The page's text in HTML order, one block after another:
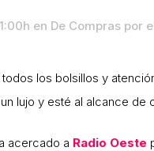
en De Compras por
los bolsillos y
lujo y esté al alcance de
acercado a Radio Oeste